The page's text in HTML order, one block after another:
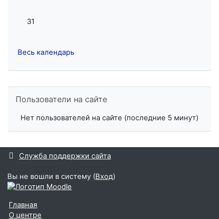
Нет событий, понедельник 31 августа
31
Весь календарь
Пользователи на сайте
Нет пользователей на сайте (последние 5 минут)
Служба поддержки сайта
Вы не вошли в систему (Вход)
Главная
О центре